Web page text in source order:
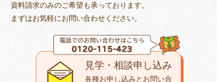
資料請求のみのご希望も承っております。
まずはお気軽にお問い合わせください。
見学・相談申し込み
各種お申し込みとお問い合